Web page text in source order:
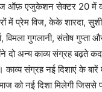
ऑफ़ एजुकेशन सेक्टर 20 में
में प्रेम विज, केके शारदा,
विमला गुगलानी, संतोष गुप्ता
दो अन्य काव्य संग्रह
काव्य संग्रह नई दिशाएं के
नई दिशा मिलेगी जिससे